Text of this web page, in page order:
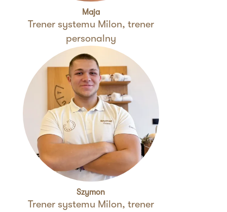
Maja
Trener systemu Milon, trener
personalny
Szymon
Trener systemu Milon, trener